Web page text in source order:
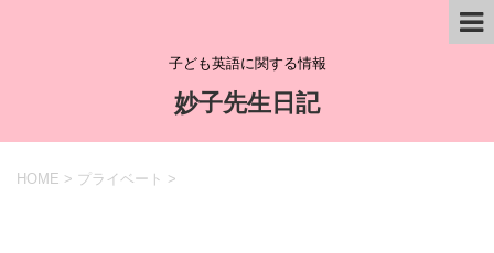
子ども英語に関する情報
妙子先生日記
HOME > プライベート >